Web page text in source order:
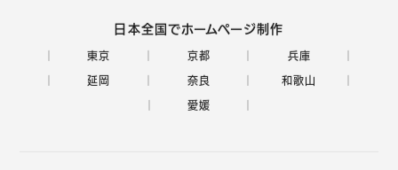
日本全国でホームページ制作
東京 京都 兵庫
延岡 奈良 和歌山
愛媛